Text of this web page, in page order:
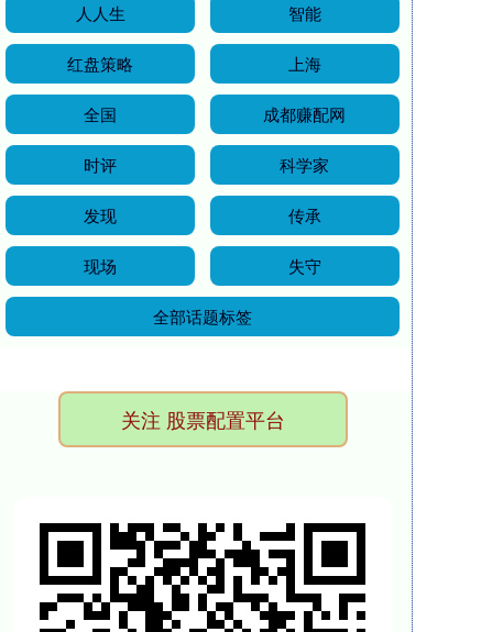
人人生 智能
红盘策略 上海
全国 成都赚配网
时评 科学家
发现 传承
现场 失守
全部话题标签
关注 股票配置平台